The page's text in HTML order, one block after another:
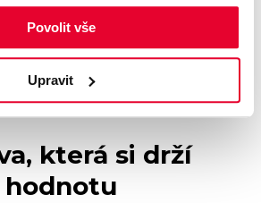
Povolit vše
Upravit
všechny v sekci Výhody.
VÍCE INFORMACÍ
která si drží
hodnotu